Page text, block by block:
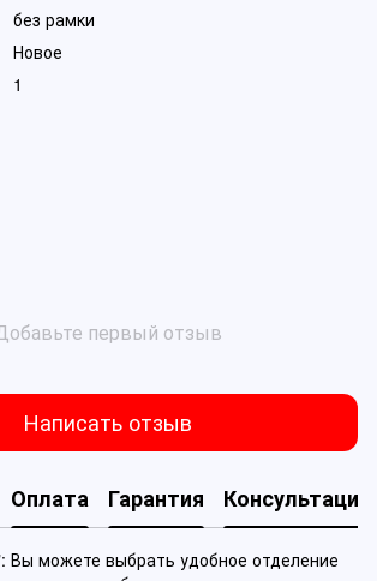
без рамки
Новое
1
первый отзыв
Написать отзыв
Оплата Гарантия Консультация
Вы можете выбрать удобное отделение